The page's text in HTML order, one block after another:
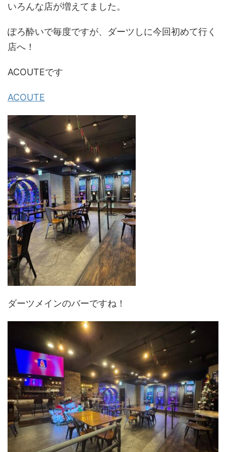
いろんな店が増えてました。
ぽろ酔いで毎度ですが、ダーツしに今回初めて行く
店へ！
ACOUTEです
ACOUTE
ダーツメインのバーですね！